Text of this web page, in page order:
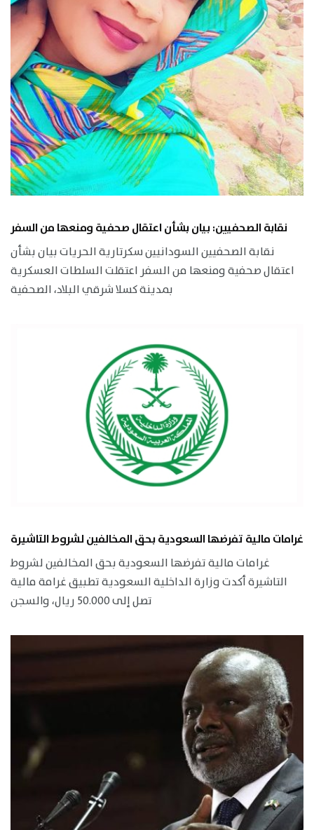
نقابة الصحفيين: بيان بشأن اعتقال صحفية ومنعها من السفر
نقابة الصحفيين السودانيين سكرتارية الحريات بيان بشأن
اعتقال صحفية ومنعها من السفر اعتقلت السلطات العسكرية
بمدينة كسلا شرقي البلاد، الصحفية
غرامات مالية تفرضها السعودية بحق المخالفين لشروط التاشيرة
غرامات مالية تفرضها السعودية بحق المخالفين لشروط
التاشيرة أكدت وزارة الداخلية السعودية تطبيق غرامة مالية
تصل إلى 50.000 ريال، والسجن